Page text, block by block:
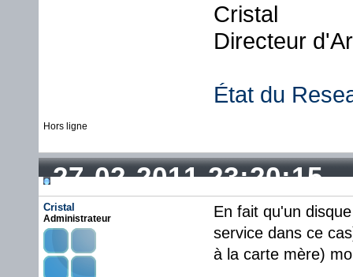
Cristal
Directeur
État du
Hors ligne
27-02-2011 23:20:15
Cristal
Administrateur
En fait qu'un
service dans ce
à la carte mère)